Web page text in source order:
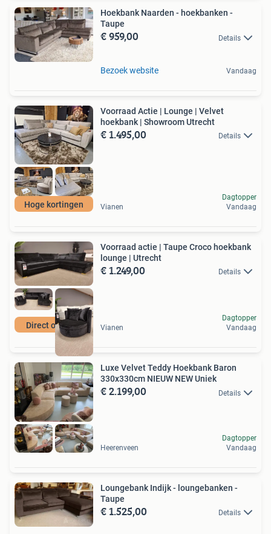
Hoekbank Naarden - hoekbanken -
Taupe
€ 959,00 Details
Bezoek website Vandaag
Hoge kortingen
Voorraad Actie | Lounge | Velvet
hoekbank | Showroom Utrecht
€ 1.495,00 Details
Vianen
Dagtopper
Vandaag
Direct ophalen
Voorraad actie | Taupe Croco hoekbank
lounge | Utrecht
€ 1.249,00 Details
Vianen
Dagtopper
Vandaag
Luxe Velvet Teddy Hoekbank Baron
330x330cm NIEUW NEW Uniek
€ 2.199,00 Details
Heerenveen
Dagtopper
Vandaag
Loungebank Indijk - loungebanken -
Taupe
€ 1.525,00 Details